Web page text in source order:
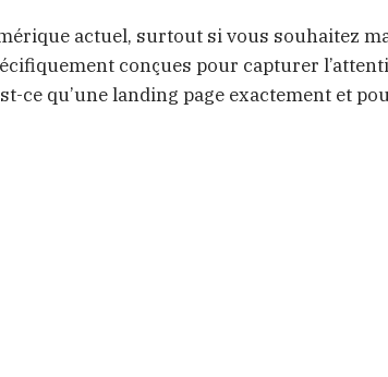
actuel, surtout si vous souhaitez
conçues pour capturer
ce qu’une landing page exactement et